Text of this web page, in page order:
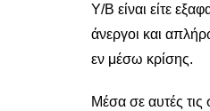
Υ/Β είναι είτε
άνεργοι και
εν μέσω κρίσης.
Μέσα σε αυτές